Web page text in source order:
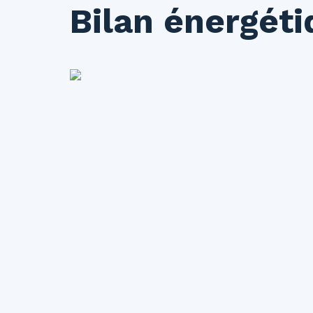
Bilan